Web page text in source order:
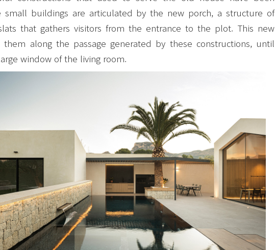
small buildings are articulated by the new porch, a structure of
that gathers visitors from the entrance to the plot. This new
along the passage generated by these constructions, until
window of the living room.